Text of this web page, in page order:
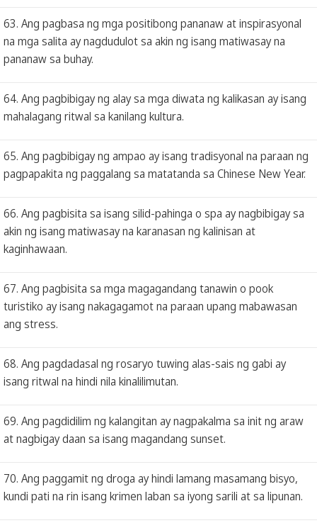
63. Ang pagbasa ng mga positibong pananaw at inspirasyonal
na mga salita ay nagdudulot sa akin ng isang matiwasay na
pananaw sa buhay.
64. Ang pagbibigay ng alay sa mga diwata ng kalikasan ay isang
mahalagang ritwal sa kanilang kultura.
65. Ang pagbibigay ng ampao ay isang tradisyonal na paraan ng
pagpapakita ng paggalang sa matatanda sa Chinese New Year.
66. Ang pagbisita sa isang silid-pahinga o spa ay nagbibigay sa
akin ng isang matiwasay na karanasan ng kalinisan at
kaginhawaan.
67. Ang pagbisita sa mga magagandang tanawin o pook
turistiko ay isang nakagagamot na paraan upang mabawasan
ang stress.
68. Ang pagdadasal ng rosaryo tuwing alas-sais ng gabi ay
isang ritwal na hindi nila kinalilimutan.
69. Ang pagdidilim ng kalangitan ay nagpakalma sa init ng araw
at nagbigay daan sa isang magandang sunset.
70. Ang paggamit ng droga ay hindi lamang masamang bisyo,
kundi pati na rin isang krimen laban sa iyong sarili at sa lipunan.